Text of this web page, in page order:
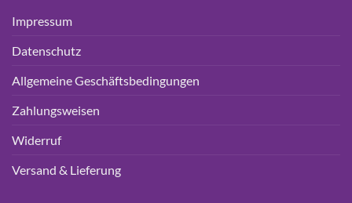
Impressum
Datenschutz
Allgemeine Geschäftsbedingungen
Zahlungsweisen
Widerruf
Versand & Lieferung